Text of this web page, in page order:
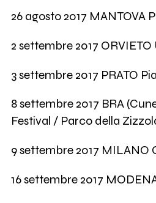
26 agosto 2017 MANTOVA
2 settembre 2017
3 settembre 2017 PRATO
8 settembre 2017 BRA
Festival / Parco della
9 settembre 2017 MILANO
16 settembre 2017